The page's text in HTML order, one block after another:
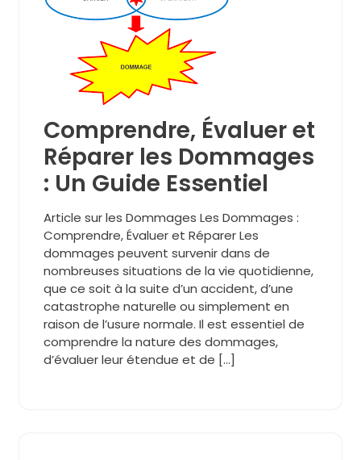
Comprendre, Évaluer et
Réparer les Dommages
: Un Guide Essentiel
Article sur les Dommages Les Dommages :
Comprendre, Évaluer et Réparer Les
dommages peuvent survenir dans de
nombreuses situations de la vie quotidienne,
que ce soit à la suite d’un accident, d’une
catastrophe naturelle ou simplement en
raison de l’usure normale. Il est essentiel de
comprendre la nature des dommages,
d’évaluer leur étendue et de […]